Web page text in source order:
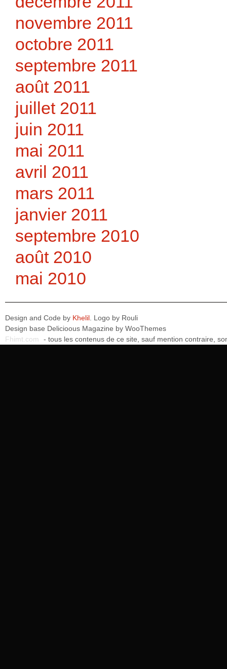
novembre 2011
octobre 2011
septembre 2011
août 2011
juillet 2011
juin 2011
mai 2011
avril 2011
mars 2011
janvier 2011
septembre 2010
août 2010
mai 2010
Design and Code by Khelil . Logo by Rouli
Design base Delicioous Magazine by WooThemes
Fhimt.com
- tous les contenus de ce site, sauf mention contraire,